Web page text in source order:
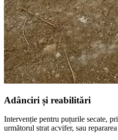
Adânciri și reabilitări
Intervenție pentru puțurile secate,
următorul strat acvifer, sau